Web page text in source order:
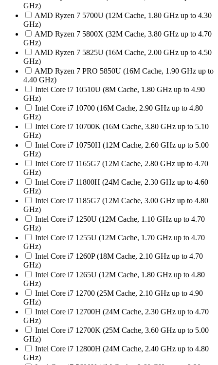
GHz)
AMD Ryzen 7 5700U (12M Cache, 1.80 GHz up to 4.30
GHz)
AMD Ryzen 7 5800X (32M Cache, 3.80 GHz up to 4.70
GHz)
AMD Ryzen 7 5825U (16M Cache, 2.00 GHz up to 4.50
GHz)
AMD Ryzen 7 PRO 5850U (16M Cache, 1.90 GHz up to
4.40 GHz)
Intel Core i7 10510U (8M Cache, 1.80 GHz up to 4.90
GHz)
Intel Core i7 10700 (16M Cache, 2.90 GHz up to 4.80
GHz)
Intel Core i7 10700K (16M Cache, 3.80 GHz up to 5.10
GHz)
Intel Core i7 10750H (12M Cache, 2.60 GHz up to 5.00
GHz)
Intel Core i7 1165G7 (12M Cache, 2.80 GHz up to 4.70
GHz)
Intel Core i7 11800H (24M Cache, 2.30 GHz up to 4.60
GHz)
Intel Core i7 1185G7 (12M Cache, 3.00 GHz up to 4.80
GHz)
Intel Core i7 1250U (12M Cache, 1.10 GHz up to 4.70
GHz)
Intel Core i7 1255U (12M Cache, 1.70 GHz up to 4.70
GHz)
Intel Core i7 1260P (18M Cache, 2.10 GHz up to 4.70
GHz)
Intel Core i7 1265U (12M Cache, 1.80 GHz up to 4.80
GHz)
Intel Core i7 12700 (25M Cache, 2.10 GHz up to 4.90
GHz)
Intel Core i7 12700H (24M Cache, 2.30 GHz up to 4.70
GHz)
Intel Core i7 12700K (25M Cache, 3.60 GHz up to 5.00
GHz)
Intel Core i7 12800H (24M Cache, 2.40 GHz up to 4.80
GHz)